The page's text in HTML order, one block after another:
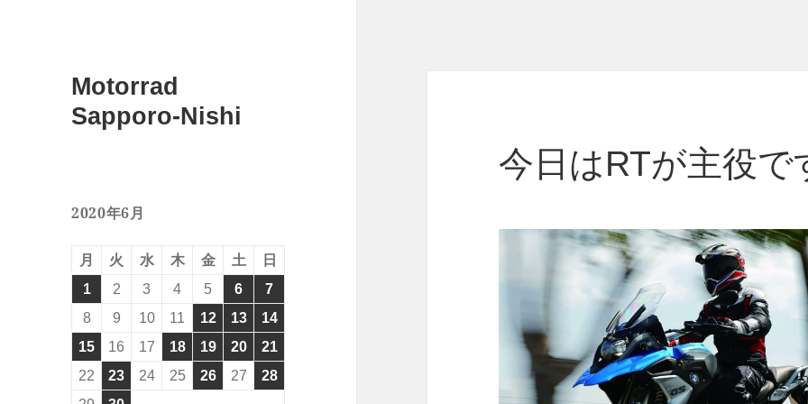
Motorrad
Sapporo-Nishi
2020年6月
月 火 水 木 金 土
日
1
2 3 4 5 6
7
8
9 10 11 12 13
14
15
16 17 18 19 20
21
22
23 24 25 26 27
28
今日はRTが主役で